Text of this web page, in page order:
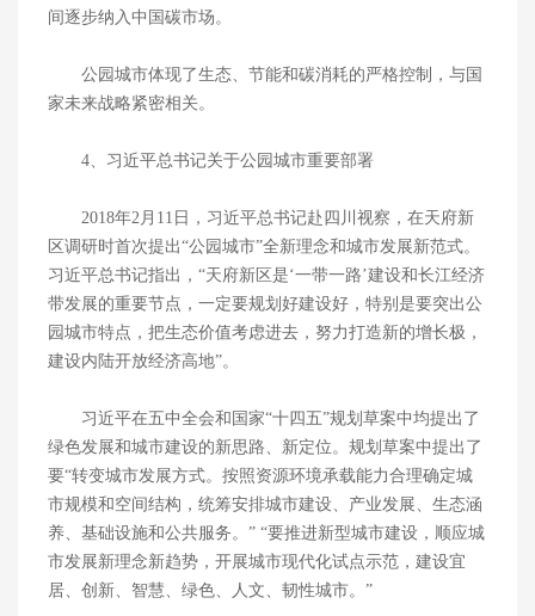
间逐步纳入中国碳市场。
公园城市体现了生态、节能和碳消耗的严格控制，与国
家未来战略紧密相关。
4、习近平总书记关于公园城市重要部署
2018年2月11日，习近平总书记赴四川视察，在天府新
区调研时首次提出“公园城市”全新理念和城市发展新范式。
习近平总书记指出，“天府新区是‘一带一路’建设和长江经济
带发展的重要节点，一定要规划好建设好，特别是要突出公
园城市特点，把生态价值考虑进去，努力打造新的增长极，
建设内陆开放经济高地”。
习近平在五中全会和国家“十四五”规划草案中均提出了
绿色发展和城市建设的新思路、新定位。规划草案中提出了
要“转变城市发展方式。按照资源环境承载能力合理确定城
市规模和空间结构，统筹安排城市建设、产业发展、生态涵
养、基础设施和公共服务。” “要推进新型城市建设，顺应城
市发展新理念新趋势，开展城市现代化试点示范，建设宜
居、创新、智慧、绿色、人文、韧性城市。”